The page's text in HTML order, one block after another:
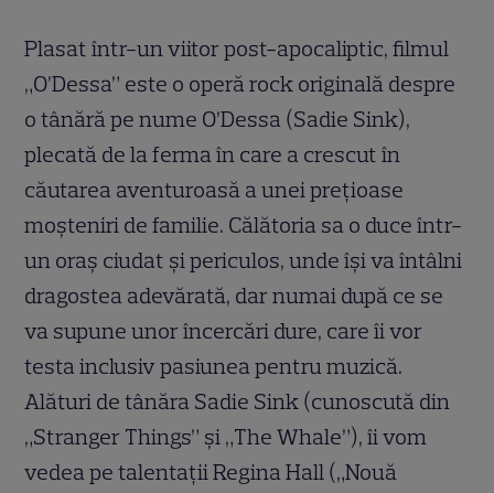
Plasat într-un viitor post-apocaliptic, filmul
„O’Dessa” este o operă rock originală despre
o tânără pe nume O’Dessa (Sadie Sink),
plecată de la ferma în care a crescut în
căutarea aventuroasă a unei prețioase
moșteniri de familie. Călătoria sa o duce într-
un oraș ciudat și periculos, unde își va întâlni
dragostea adevărată, dar numai după ce se
va supune unor încercări dure, care îi vor
testa inclusiv pasiunea pentru muzică.
Alături de tânăra Sadie Sink (cunoscută din
„Stranger Things” și „The Whale”), îi vom
vedea pe talentații Regina Hall („Nouă